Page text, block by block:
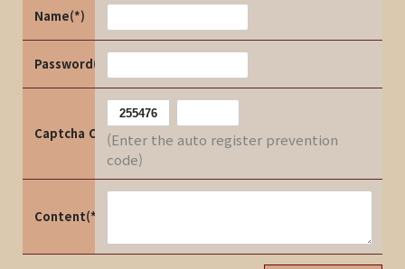
Name(*)
Password(*)
Captcha Code(Enter the auto register prevention
code)
Content(*)